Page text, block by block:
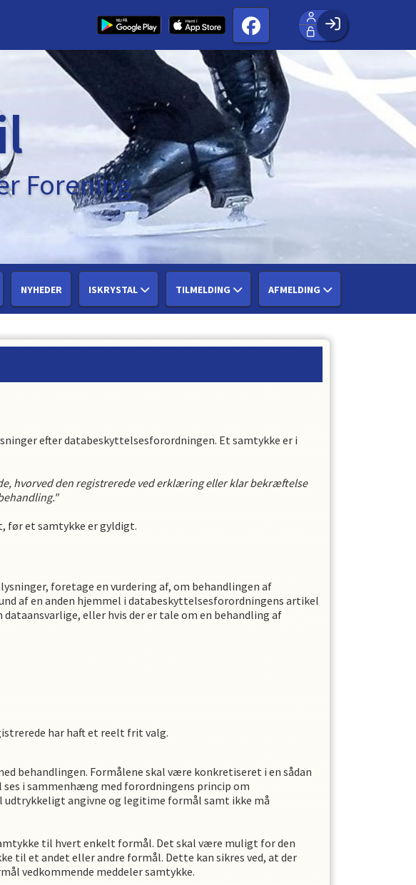
NYHEDER ISKRYSTAL TILMELDING AFMELDING
Facebook login
Glemt password
Opret profil
Log ind
Forening
efter databeskyttelsesforordningen. Et samtykke er i
hvorved den registrerede ved erklæring eller klar bekræftelse
før et samtykke er gyldigt.
foretage en vurdering af, om behandlingen af
af en anden hjemmel i databeskyttelsesforordningens artikel
eller hvis der er tale om en behandling af
har haft et reelt frit valg.
behandlingen. Formålene skal være konkretiseret i en sådan
i sammenhæng med forordningens princip om
angivne og legitime formål samt ikke må
til hvert enkelt formål. Det skal være muligt for den
til et andet eller andre formål. Dette kan sikres ved, at der
vedkommende meddeler samtykke.